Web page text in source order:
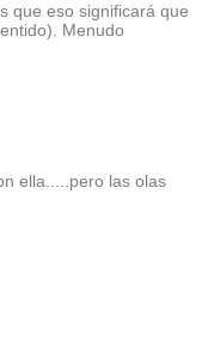
que eso significará que
Menudo
ella.....pero las olas